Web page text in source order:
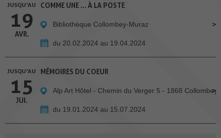
JUSQU'AU
19
AVR.
COMME UNE … À LA POSTE
Bibliothèque Collombey-Muraz
du 20.02.2024 au 19.04.2024
JUSQU'AU
15
JUI.
MÉMOIRES DU COEUR
Alp Art Hôtel - Chemin du Verger 5 - 1868 Collombey
du 19.01.2024 au 15.07.2024